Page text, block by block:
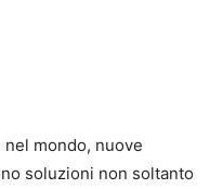
mondo, nuove
soluzioni non soltanto